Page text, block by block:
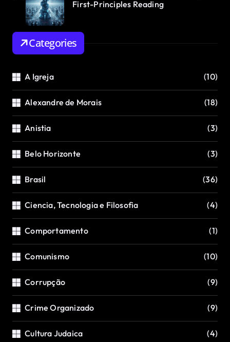
First-Principles Reading
Categories
A Igreja (10)
Alexandre de Morais (18)
Anistia (3)
Belo Horizonte (3)
Brasil (36)
Ciencia, Tecnologia e Filosofia (4)
Comportamento (1)
Comunismo (10)
Corrupção (9)
Crime Organizado (9)
Cultura Judaica (4)